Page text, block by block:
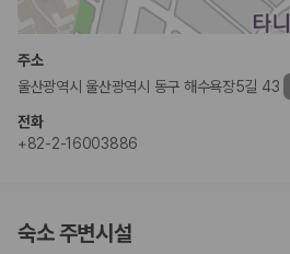
완전자차와 슈퍼자차는 업체별 보장 범위
는 제주 렌트카 가격과 함께 보험 조건을
수준을 선택할 수 있습니다.
3. 제주공항 접근성과 셔틀 조건을 함
제주 렌트카는 차량 인수 위치와 셔틀 편의
제주도 렌트카 차종별 가격비
주소
울산광역시 울산광역시 동구 해수욕장5길 43
전화
+82-2-16003886
숙소 주변시설